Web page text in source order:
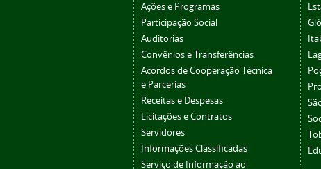
Ações e Programas
Participação Social
Auditorias
Convênios e Transferências
Acordos de Cooperação Técnica
e Parcerias
Receitas e Despesas
Licitações e Contratos
Servidores
Informações Classificadas
Serviço de Informação ao